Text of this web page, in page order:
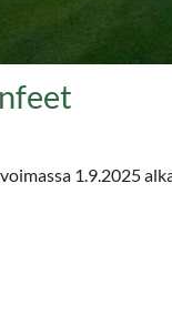
1.9.2025